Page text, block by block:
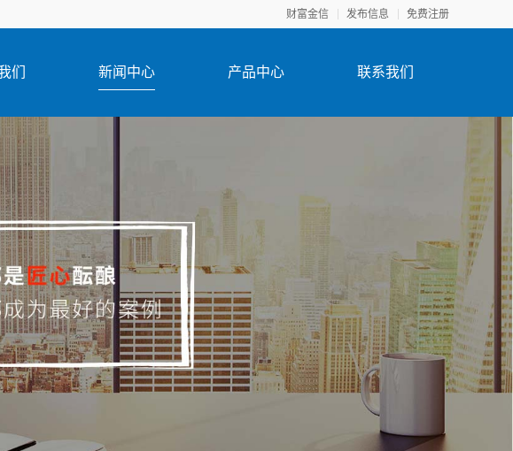
财富金信 发布信息 免费注册
们 新闻中心 产品中心 联系我们